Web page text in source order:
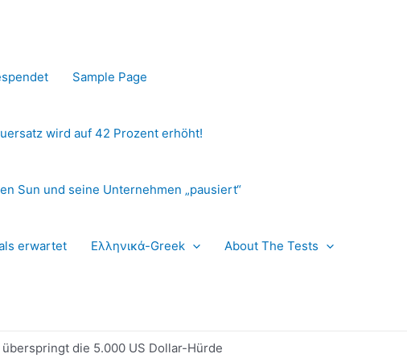
Sample Page
wird auf 42 Prozent erhöht!
Sun und seine Unternehmen „pausiert“
erwartet Ελληνικά-Greek About The Tests
die 5.000 US Dollar-Hürde